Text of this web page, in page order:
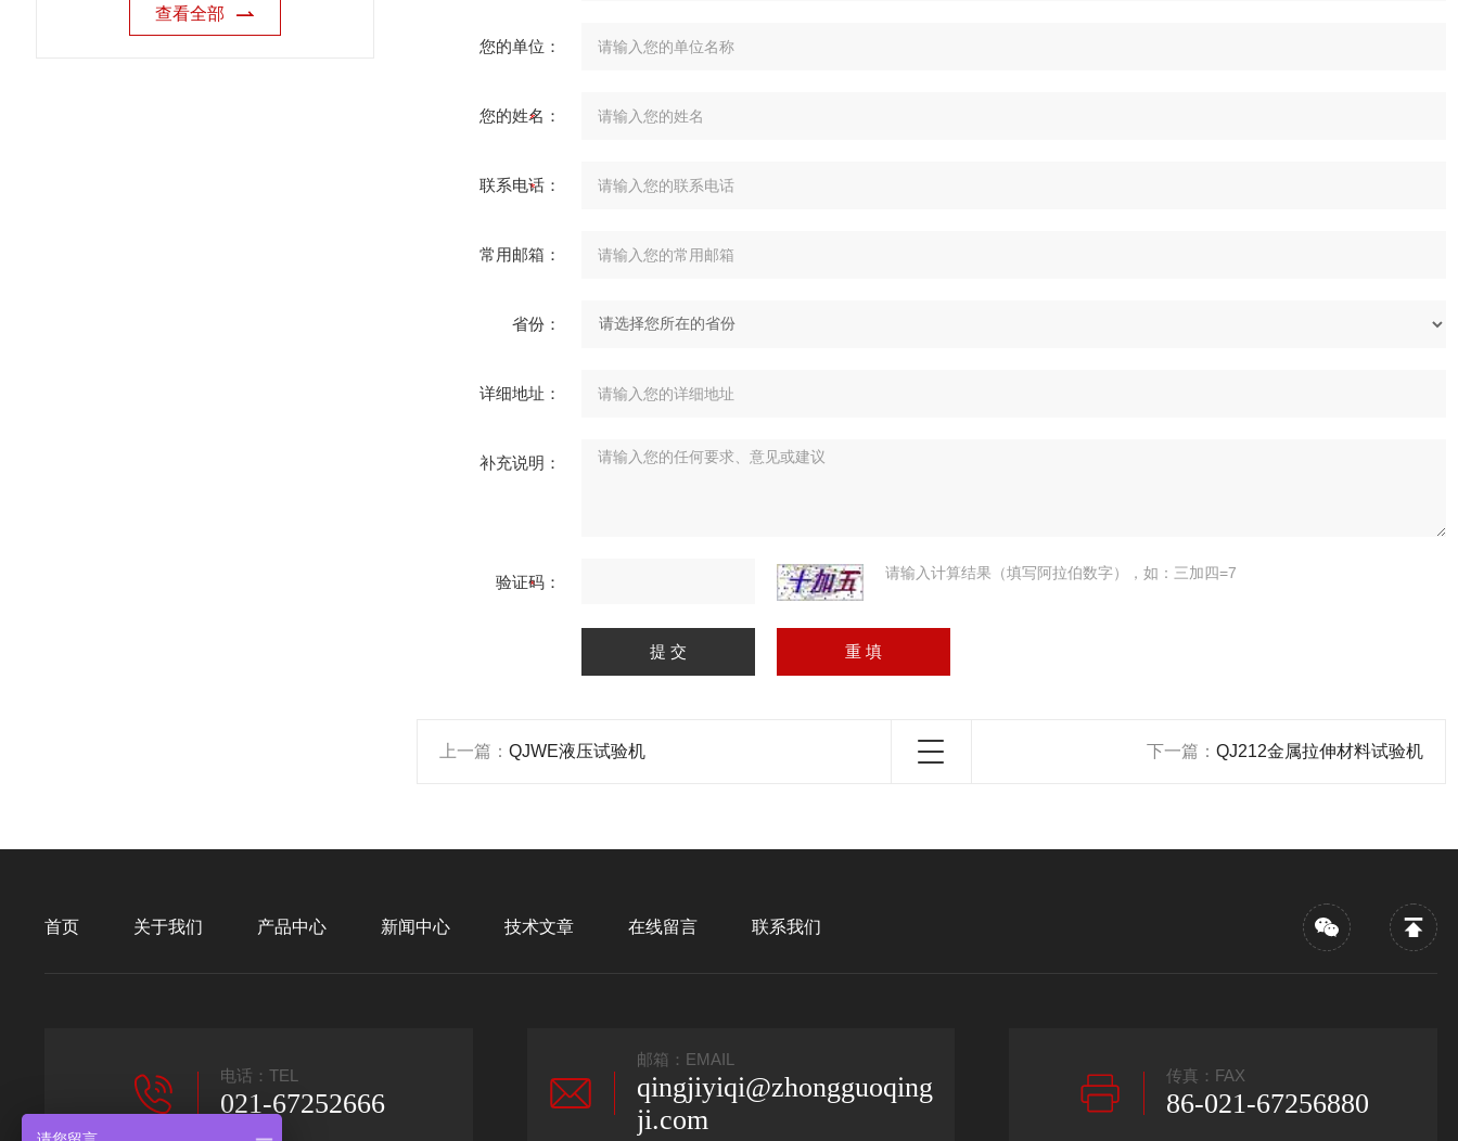
查看全部
您的单位：
您的姓名：
联系电话：
常用邮箱：
省份：
详细地址：
补充说明：
验证码： 请输入计算结果（填写阿拉伯数字），如：三加四=7
上一篇： QJWE液压试验机 下一篇： QJ212金属拉伸材料试验机
首页 关于我们 产品中心 新闻中心 技术文章 在线留言 联系我们
电话：TEL
021-67252666
邮箱：EMAIL
qingjiyiqi@zhongguoqing
ji.com
传真：FAX
86-021-67256880